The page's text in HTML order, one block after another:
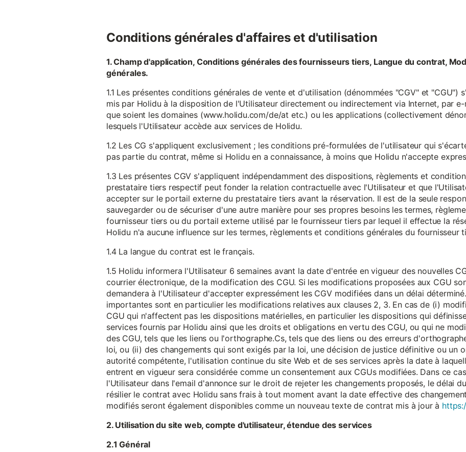
Conditions générales d'affaires et d'utilisation
1. Champ d'application, Conditions générales des fournisseurs tiers, Langue du contrat,
générales.
1.1 Les présentes conditions générales de vente et d'utilisation (dénommées "CGV" et "CGU")
mis par Holidu à la disposition de l'Utilisateur directement ou indirectement via Internet, par
que soient les domaines (www.holidu.com/de/at etc.) ou les applications (collectivement
lesquels l'Utilisateur accède aux services de Holidu.
1.2 Les CG s'appliquent exclusivement ; les conditions pré-formulées de l'utilisateur qui
pas partie du contrat, même si Holidu en a connaissance, à moins que Holidu n'accepte
1.3 Les présentes CGV s'appliquent indépendamment des dispositions, règlements et
prestataire tiers respectif peut fonder la relation contractuelle avec l'Utilisateur et que
accepter sur le portail externe du prestataire tiers avant la réservation. Il est de la seule
sauvegarder ou de sécuriser d'une autre manière pour ses propres besoins les termes,
fournisseur tiers ou du portail externe utilisé par le fournisseur tiers par lequel il effectue la
Holidu n'a aucune influence sur les termes, règlements et conditions générales du fournisseur
1.4 La langue du contrat est le français.
1.5 Holidu informera l'Utilisateur 6 semaines avant la date d'entrée en vigueur des nouvelles
courrier électronique, de la modification des CGU. Si les modifications proposées aux CGU
demandera à l'Utilisateur d'accepter expressément les CGV modifiées dans un délai
importantes sont en particulier les modifications relatives aux clauses 2, 3. En cas de (i)
CGU qui n'affectent pas les dispositions matérielles, en particulier les dispositions qui
services fournis par Holidu ainsi que les droits et obligations en vertu des CGU, ou qui ne
des CGU, tels que les liens ou l'orthographe.Cs, tels que des liens ou des erreurs
loi, ou (ii) des changements qui sont exigés par la loi, une décision de justice définitive ou un
autorité compétente, l'utilisation continue du site Web et de ses services après la date à
entrent en vigueur sera considérée comme un consentement aux CGUs modifiées. Dans ce
l'Utilisateur dans l'email d'annonce sur le droit de rejeter les changements proposés, le délai
résilier le contrat avec Holidu sans frais à tout moment avant la date effective des
modifiés seront également disponibles comme un nouveau texte de contrat mis à jour à
2. Utilisation du site web, compte d'utilisateur, étendue des services
2.1 Général